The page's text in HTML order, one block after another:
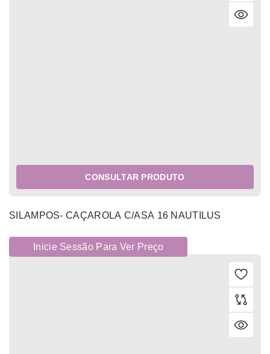
CONSULTAR PRODUTO
SILAMPOS- CAÇAROLA C/ASA 16 NAUTILUS
Inicie Sessão Para Ver Preço